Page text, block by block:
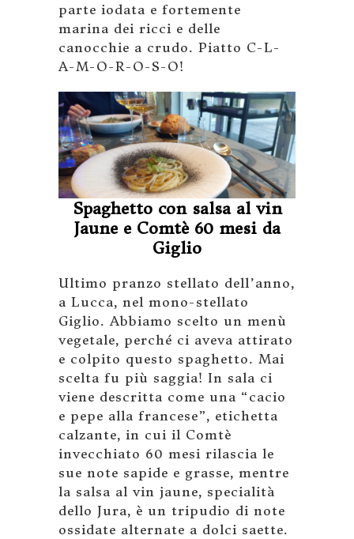
parte iodata e fortemente
marina dei ricci e delle
canocchie a crudo. Piatto C-L-
A-M-O-R-O-S-O!
Spaghetto con salsa al vin
Jaune e Comtè 60 mesi da
Giglio
Ultimo pranzo stellato dell’anno,
a Lucca, nel mono-stellato
Giglio. Abbiamo scelto un menù
vegetale, perché ci aveva attirato
e colpito questo spaghetto. Mai
scelta fu più saggia! In sala ci
viene descritta come una “cacio
e pepe alla francese”, etichetta
calzante, in cui il Comtè
invecchiato 60 mesi rilascia le
sue note sapide e grasse, mentre
la salsa al vin jaune, specialità
dello Jura, è un tripudio di note
ossidate alternate a dolci saette.